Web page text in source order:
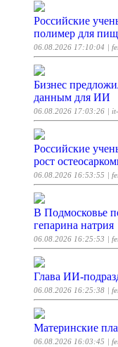
Российские
полимер для
06.08.2026 17:10:04 |
Бизнес
данным для ИИ
06.08.2026 17:03:26 |
Российские
рост
06.08.2026 16:53:55 |
В Подмосковье
гепарина натрия
06.08.2026 16:25:53 |
Глава ИИ-
06.08.2026 16:25:38 |
Материнские
06.08.2026 16:03:45 |